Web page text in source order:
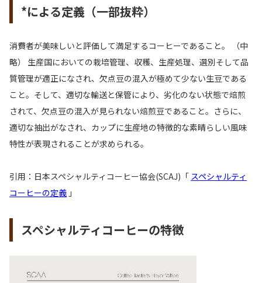
*による定義（一部抜粋）
消費者が美味しいと評価して満足するコーヒーであること。 （中
略） 生産国においての栽培管理、収穫、生産処理、選別そして品
質管理が適正になされ、欠点豆の混入が極めて少ない生豆である
こと。そして、適切な輸送と保管により、劣化のない状態で焙煎
されて、欠点豆の混入が見られない焙煎豆であること。さらに、
適切な抽出がなされ、カップに生産地の特徴的な素晴らしい風味
特性が表現されることが求められる。
引用：日本スペシャルティコーヒー協会(SCAJ)「 スペシャルティ
コーヒーの定義 」
スペシャルティコーヒーの特徴